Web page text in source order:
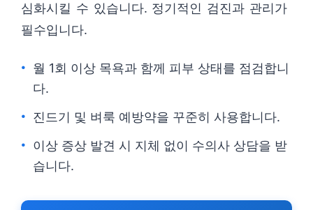
심화시킬 수 있습니다. 정기적인 검진과 관리가
필수입니다.
월 1회 이상 목욕과 함께 피부 상태를 점검합니
다.
진드기 및 벼룩 예방약을 꾸준히 사용합니다.
이상 증상 발견 시 지체 없이 수의사 상담을 받
습니다.